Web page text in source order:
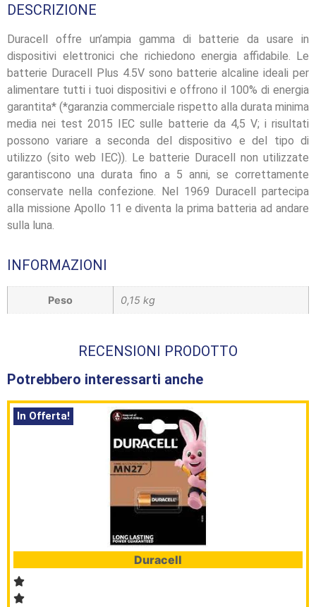
DESCRIZIONE
Duracell offre un’ampia gamma di batterie da usare in
dispositivi elettronici che richiedono energia affidabile. Le
batterie Duracell Plus 4.5V sono batterie alcaline ideali per
alimentare tutti i tuoi dispositivi e offrono il 100% di energia
garantita* (*garanzia commerciale rispetto alla durata minima
media nei test 2015 IEC sulle batterie da 4,5 V; i risultati
possono variare a seconda del dispositivo e del tipo di
utilizzo (sito web IEC)). Le batterie Duracell non utilizzate
garantiscono una durata fino a 5 anni, se correttamente
conservate nella confezione. Nel 1969 Duracell partecipa
alla missione Apollo 11 e diventa la prima batteria ad andare
sulla luna.
INFORMAZIONI
Peso 0,15 kg
RECENSIONI PRODOTTO
Potrebbero interessarti anche
In Offerta!
Duracell